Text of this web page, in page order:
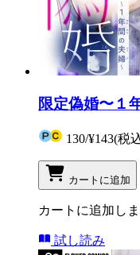
限定偽婚〜１
130/¥143(税
カートに追加
カートに追加し
試し読み